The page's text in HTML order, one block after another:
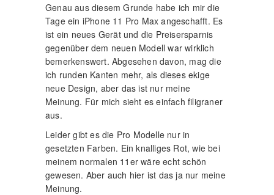
Genau aus diesem Grunde habe ich mir die
Tage ein iPhone 11 Pro Max angeschafft. Es
ist ein neues Gerät und die Preisersparnis
gegenüber dem neuen Modell war wirklich
bemerkenswert. Abgesehen davon, mag die
ich runden Kanten mehr, als dieses ekige
neue Design, aber das ist nur meine
Meinung. Für mich sieht es einfach filigraner
aus.
Leider gibt es die Pro Modelle nur in
gesetzten Farben. Ein knalliges Rot, wie bei
meinem normalen 11er wäre echt schön
gewesen. Aber auch hier ist das ja nur meine
Meinung.